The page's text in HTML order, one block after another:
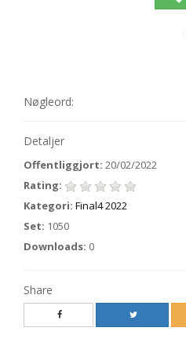
Nøgleord:
Detaljer
Offentliggjort: 20/02/2022
Rating:
Kategori: Final4 2022
Set: 1050
Downloads: 0
Share